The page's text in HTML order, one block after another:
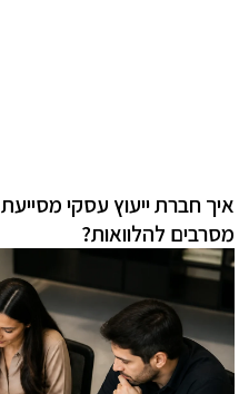
איך חברת ייעוץ עסקי
מסרבים להלוואות?